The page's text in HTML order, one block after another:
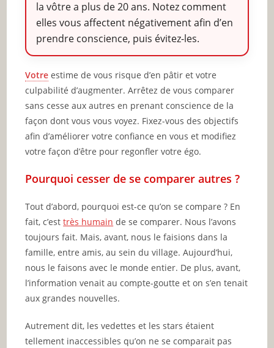
la vôtre a plus de 20 ans. Notez comment
elles vous affectent négativement afin d’en
prendre conscience, puis évitez-les.
Votre estime de vous risque d’en pâtir et votre
culpabilité d’augmenter. Arrêtez de vous comparer
sans cesse aux autres en prenant conscience de la
façon dont vous vous voyez. Fixez-vous des objectifs
afin d’améliorer votre confiance en vous et modifiez
votre façon d’être pour regonfler votre égo.
Pourquoi cesser de se comparer autres ?
Tout d’abord, pourquoi est-ce qu’on se compare ? En
fait, c’esttrès humain de se comparer. Nous l’avons
toujours fait. Mais, avant, nous le faisions dans la
famille, entre amis, au sein du village. Aujourd’hui,
nous le faisons avec le monde entier. De plus, avant,
l’information venait au compte-goutte et on s’en tenait
aux grandes nouvelles.
Autrement dit, les vedettes et les stars étaient
tellement inaccessibles qu’on ne se comparait pas